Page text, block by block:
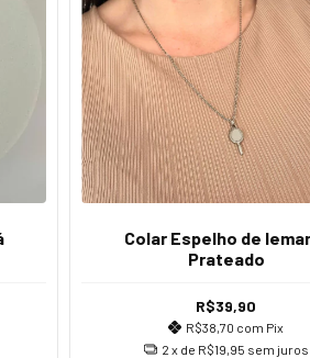
Colar Espelho de
Prateado
R$39,90
R$38,70 com Pix
2 x de R$19,95 sem juros